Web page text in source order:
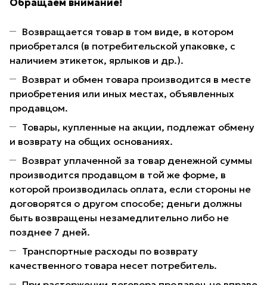
Обращаем внимание!
Возвращается товар в том виде, в котором
приобретался (в потребительской упаковке, с
наличием этикеток, ярлыков и др.).
Возврат и обмен товара производится в месте
приобретения или иных местах, объявленных
продавцом.
Товары, купленные на акции, подлежат обмену
и возврату на общих основаниях.
Возврат уплаченной за товар денежной суммы
производится продавцом в той же форме, в
которой производилась оплата, если стороны не
договорятся о другом способе; деньги должны
быть возвращены незамедлительно либо не
позднее 7 дней.
Транспортные расходы по возврату
качественного товара несет потребитель.